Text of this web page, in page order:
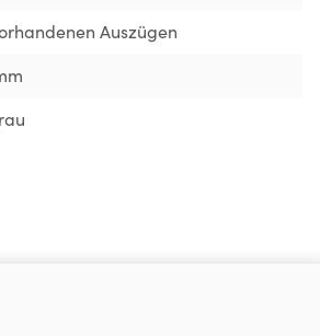
Auszügen